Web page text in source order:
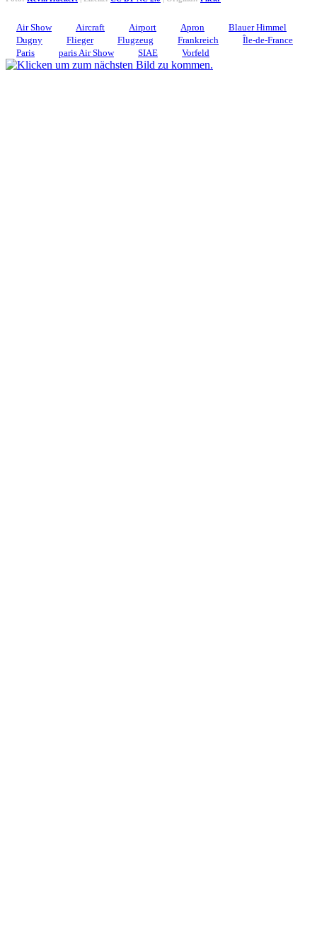
Air Show Aircraft Airport Apron
Blauer Himmel
Dugny
Flieger Flugzeug Frankreich
Île-de-France
Paris
paris Air Show SIAE Vorfeld